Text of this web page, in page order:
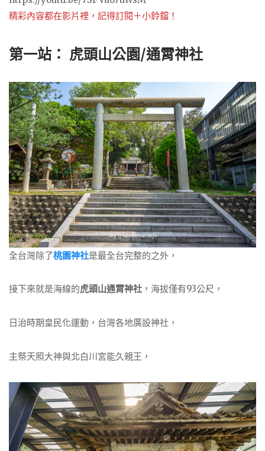
精彩內容都在影片裡，記得訂閱＋小鈴鐺！
第一站： 虎頭山公園/通霄神社
全台灣除了桃園神社是最全台完整的之外，
接下來就是海線的虎頭山通霄神社 ，海拔僅有93公尺，
日治時期皇民化運動，台灣各地廣設神社，
主祭天照大神與北白川宮能久親王，